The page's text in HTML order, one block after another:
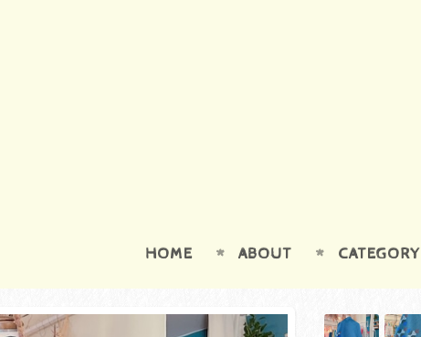
HOME ABOUT CATEGORY